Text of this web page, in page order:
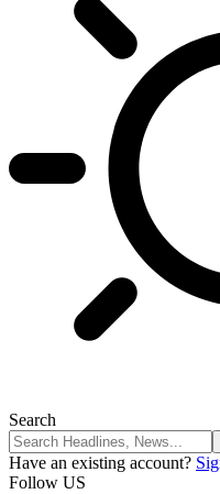
Search
Have an existing account?
Follow US